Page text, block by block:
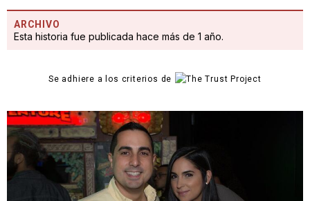
ARCHIVO
Esta historia fue publicada hace más de 1 año.
Se adhiere a los criterios de